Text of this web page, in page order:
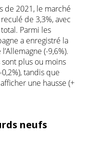
de 2021, le marché
de 3,3%, avec
Parmi les
a enregistré la
(-9,6%).
sont plus ou moins
tandis que
une hausse (+
neufs